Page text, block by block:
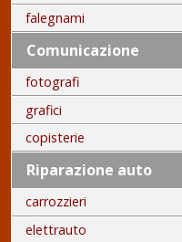
falegnami
Comunicazione
fotografi
grafici
copisterie
Riparazione auto
carrozzieri
elettrauto